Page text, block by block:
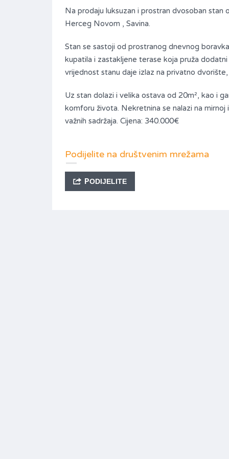
Na prodaju luksuzan i prostran dvosoban stan
Herceg Novom , Savina.
Stan se sastoji od prostranog dnevnog
kupatila i zastakljene terase koja pruža
vrijednost stanu daje izlaz na privatno
Uz stan dolazi i velika ostava od 20m², kao i
komforu života. Nekretnina se nalazi na
važnih sadržaja. Cijena: 340.000€
Podijelite na društvenim mrežama
PODIJELITE